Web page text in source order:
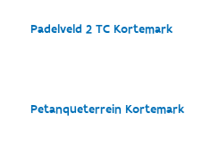
Padelveld 2 TC Kortemark
Petanqueterrein Kortemark